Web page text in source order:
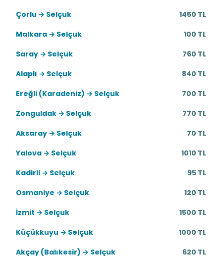
Çorlu → Selçuk
1450 TL
Malkara → Selçuk
100 TL
Saray → Selçuk
760 TL
Alaplı → Selçuk
840 TL
Ereğli (Karadeniz) → Selçuk
700 TL
Zonguldak → Selçuk
770 TL
Aksaray → Selçuk
70 TL
Yalova → Selçuk
1010 TL
Kadirli → Selçuk
95 TL
Osmaniye → Selçuk
120 TL
İzmit → Selçuk
1500 TL
Küçükkuyu → Selçuk
1000 TL
Akçay (Balıkesir) → Selçuk
620 TL